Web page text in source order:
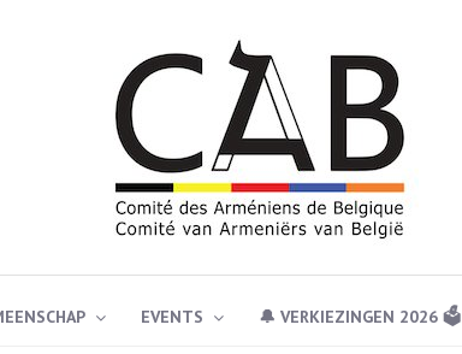
EVENTS 🔔 VERKIEZINGEN 2026 🗳️